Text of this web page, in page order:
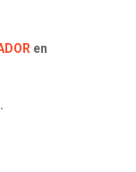
en